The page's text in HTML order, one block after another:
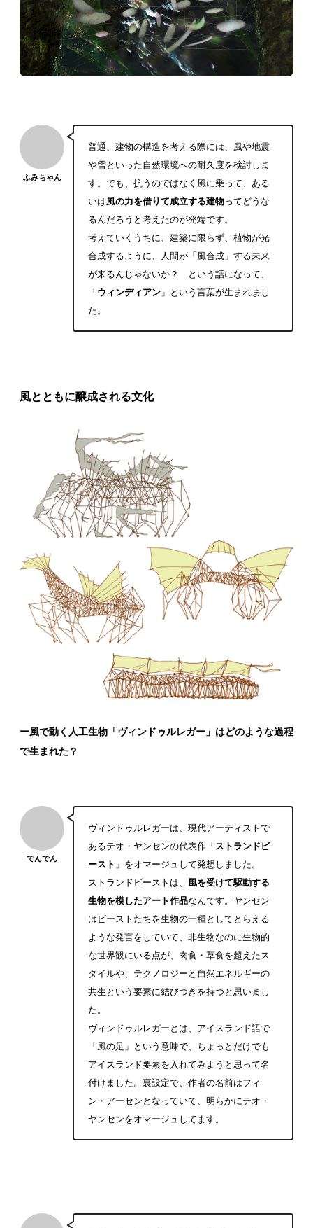
ふみちゃん
普通、建物の構造を考える際には、風や地震
や雪といった自然環境への耐久度を検討しま
す。でも、抗うのではなく風に乗って、ある
いは風の力を借りて成立する建物ってどうな
るんだろうと考えたのが発端です。
考えていくうちに、建築に限らず、植物が光
合成するように、人間が「風合成」する未来
が来るんじゃないか？ という話になって、
「ウィンディアン 」という言葉が生まれまし
た。
風とともに醸成される文化
ー風で動く人工生物「ヴィンドゥルレガー」はどのような過程
で生まれた？
でんでん
ヴィンドゥルレガーは、現代アーティストで
あるテオ・ヤンセンの代表作「ストランドビ
ースト 」をオマージュして発想しました。
ストランドビーストは、 風を受けて駆動する
生物を模したアート作品なんです。ヤンセン
はビーストたちを生物の一種としてとらえる
ような発言をしていて、非生物なのに生物的
な世界観にいる点が、肉食・草食を超えたス
タイルや、テクノロジーと自然エネルギーの
共生という要素に結びつきを持つと思いまし
た。
ヴィンドゥルレガーとは、アイスランド語で
「風の足」という意味で、ちょっとだけでも
アイスランド要素を入れてみようと思って名
付けました。裏設定で、作者の名前はフィ
ン・アーセンとなっていて、明らかにテオ・
ヤンセンをオマージュしてます。